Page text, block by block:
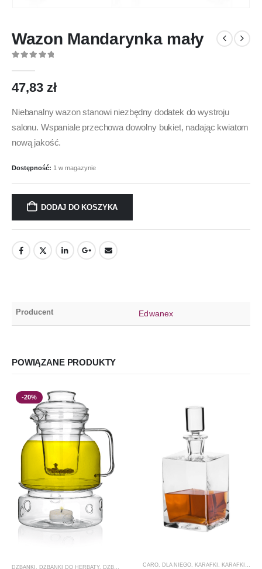
Wazon Mandarynka mały
47,83 zł
Niebanalny wazon stanowi niezbędny dodatek do wystroju
salonu. Wspaniale przechowa dowolny bukiet, nadając kwiatom
nową jakość.
Dostępność: 1 w magazynie
DODAJ DO KOSZYKA
Producent Edwanex
POWIĄZANE PRODUKTY
-20%
DZBANKI , DZBANKI DO HERBATY, DZBANKI DO KAWY ,PRODUCENCI ,PRODUKTY,PROMOCJE
CARO DLA NIEGO KARAFKI KARAFKI DO WHISKY